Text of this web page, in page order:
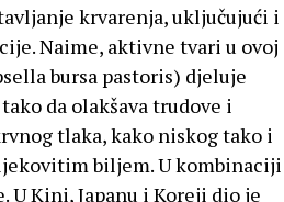
krvarenja, uključujući i
Naime, aktivne tvari u ovoj
bursa pastoris) djeluje
da olakšava trudove i
tlaka, kako niskog tako i
biljem. U kombinaciji
U Kini, Japanu i Koreji dio je